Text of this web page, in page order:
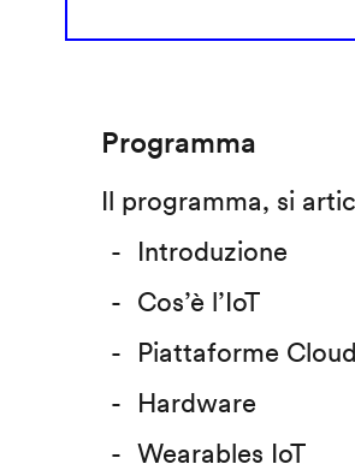
Programma
Il programma, si
Introduzione
Cos’è l’IoT
Piattaforme Cloud
Hardware
Wearables IoT